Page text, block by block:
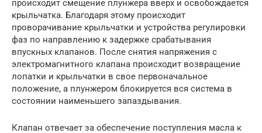
происходит смещение плунжера вверх и освобождается
крыльчатка. Благодаря этому происходит
проворачивание крыльчатки и устройства регулировки
фаз по направлению к задержке срабатывания
впускных клапанов. После снятия напряжения с
электромагнитного клапана происходит возвращение
лопатки и крыльчатки в свое первоначальное
положение, а плунжером блокируется вся система в
состоянии наименьшего запаздывания.
Клапан отвечает за обеспечение поступления масла к